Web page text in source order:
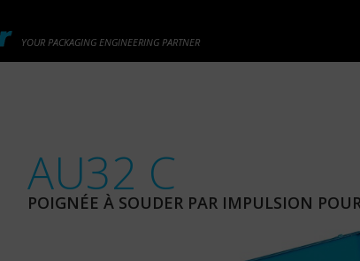
YOUR PACKAGING ENGINEERING PARTNER
AU32 C
POIGNÉE À SOUDER PAR IMPULSION